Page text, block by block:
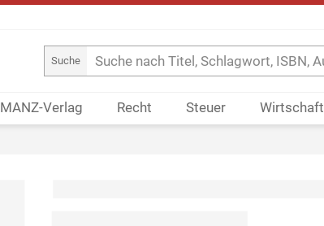
Suche
MANZ-Verlag Recht Steuer Wirtschaft